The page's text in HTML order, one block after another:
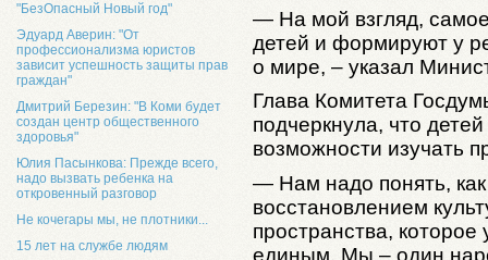
"БезОпасный Новый год"
Эдуард Аверин: "От
профессионализма юристов
зависит успешность защиты прав
граждан"
Дмитрий Березин: "В Коми будет
создан центр общественного
здоровья"
Юлия Пасынкова: Прежде всего,
надо вызвать ребенка на
откровенный разговор
Не кочегары мы, не плотники...
15 лет на службе людям
— На мой взгляд,
детей и формируют у
о мире, – указал
Глава Комитета
подчеркнула, что
возможности изучать
— Нам надо понять,
восстановлением
пространства,
единым. Мы – один